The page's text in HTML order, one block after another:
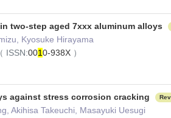
two-step aged 7xxx aluminum alloys
Kyosuke Hirayama
（ ISSN:0010-938X ）
against stress corrosion cracking
Akihisa Takeuchi, Masayuki Uesugi